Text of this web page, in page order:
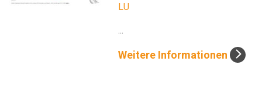
LU
...
Weitere Informationen